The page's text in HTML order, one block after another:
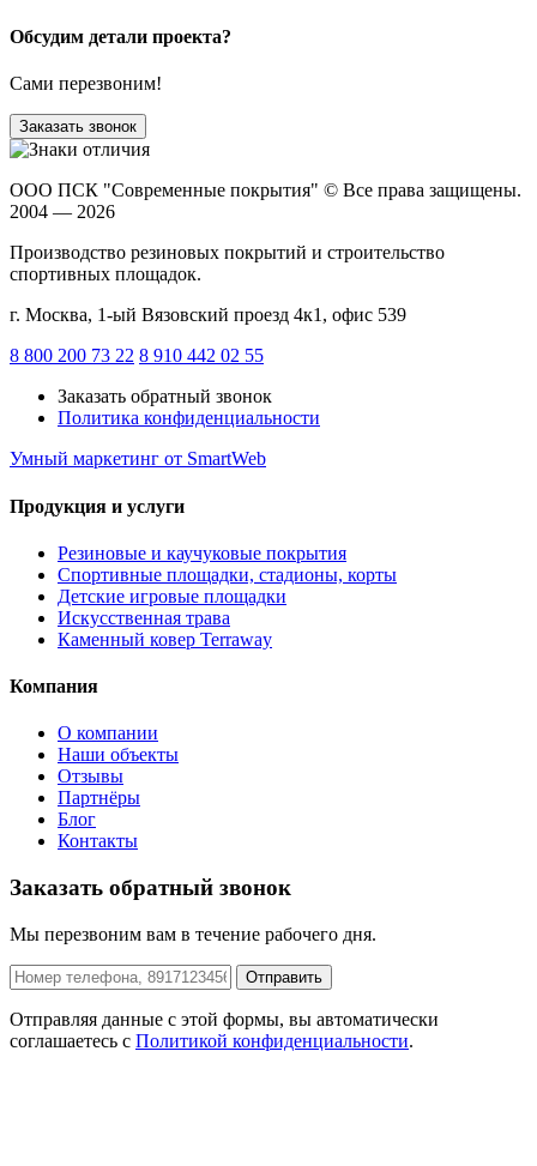
Обсудим детали проекта?
Сами перезвоним!
Заказать звонок
ООО ПСК "Современные покрытия" © Все права защищены.
2004 — 2026
Производство резиновых покрытий и строительство
спортивных площадок.
г. Москва, 1-ый Вязовский проезд 4к1, офис 539
8 800 200 73 22 8 910 442 02 55
Заказать обратный звонок
Политика конфиденциальности
Умный маркетинг от SmartWeb
Продукция и услуги
Резиновые и каучуковые покрытия
Спортивные площадки, стадионы, корты
Детские игровые площадки
Искусственная трава
Каменный ковер Terraway
Компания
О компании
Наши объекты
Отзывы
Партнёры
Блог
Контакты
Заказать обратный звонок
Мы перезвоним вам в течение рабочего дня.
Отправить
Отправляя данные с этой формы, вы автоматически
соглашаетесь с Политикой конфиденциальности.